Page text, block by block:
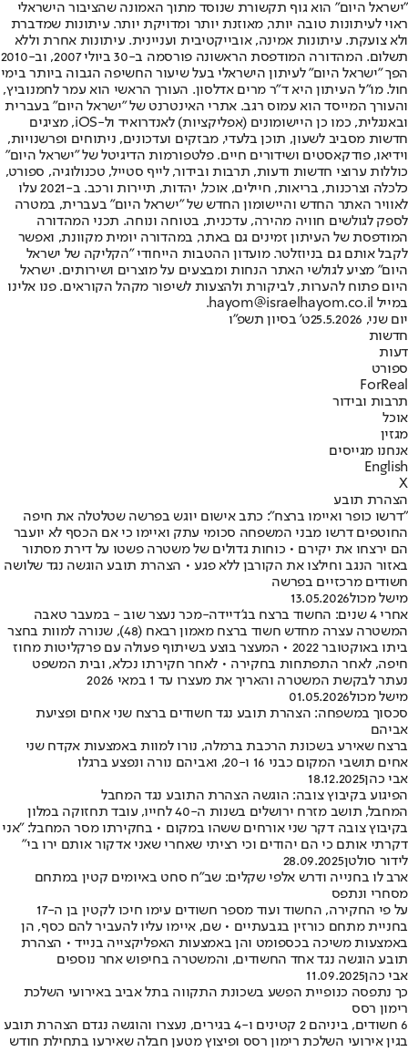
"ישראל היום" הוא גוף תקשורת שנוסד מתוך האמונה שהציבור הישראלי
ראוי לעיתונות טובה יותר, מאוזנת יותר ומדויקת יותר. עיתונות שמדברת
ולא צועקת. עיתונות אמינה, אובייקטיבית ועניינית. עיתונות אחרת וללא
תשלום. המהדורה המודפסת הראשונה פורסמה ב-30 ביולי 2007, וב-2010
הפך "ישראל היום" לעיתון הישראלי בעל שיעור החשיפה הגבוה ביותר בימי
חול. מו"ל העיתון היא ד"ר מרים אדלסון. העורך הראשי הוא עמר לחמנוביץ,
והעורך המייסד הוא עמוס רגב. אתרי האינטרנט של "ישראל היום" בעברית
ובאנגלית, כמו כן היישומונים (אפליקציות) לאנדרואיד ול-iOS, מציגים
חדשות מסביב לשעון, תוכן בלעדי, מבזקים ועדכונים, ניתוחים ופרשנויות,
וידיאו, פודקאסטים ושידורים חיים. פלטפורמות הדיגיטל של "ישראל היום"
כוללות ערוצי חדשות ודעות, תרבות ובידור, לייף סטייל, טכנולוגיה, ספורט,
כלכלה וצרכנות, בריאות, חיילים, אוכל, יהדות, תיירות ורכב. ב-2021 עלו
לאוויר האתר החדש והיישומון החדש של "ישראל היום" בעברית, במטרה
לספק לגולשים חוויה מהירה, עדכנית, בטוחה ונוחה. תכני המהדורה
המודפסת של העיתון זמינים גם באתר, במהדורה יומית מקוונת, ואפשר
לקבל אותם גם בניוזלטר. מועדון ההטבות הייחודי "הקליקה של ישראל
היום" מציע לגולשי האתר הנחות ומבצעים על מוצרים ושירותים. ישראל
היום פתוח להערות, לביקורת ולהצעות לשיפור מקהל הקוראים. פנו אלינו
במייל hayom@israelhayom.co.il.
יום שני, 25.5.2026
ט' בסיון תשפ"ו
חדשות
דעות
ספורט
ForReal
תרבות ובידור
אוכל
מגזין
אנחנו מגייסים
English
X
הצהרת תובע
"דרשו כופר ואיימו ברצח": כתב אישום יוגש בפרשה שטלטלה את חיפה
החוטפים דרשו מבני המשפחה סכומי עתק ואיימו כי אם הכסף לא יועבר
הם ירצחו את יקירם • כוחות גדולים של משטרה פשטו על דירת מסתור
באזור הנגב וחילצו את הקורבן ללא פגע • הצהרת תובע הוגשה נגד שלושה
חשודים מרכזיים בפרשה
מישל מכול13.05.2026
אחרי 4 שנים: החשוד ברצח בג'דיידה-מכר נעצר שוב - במעבר טאבה
המשטרה עצרה מחדש חשוד ברצח מאמון רבאח (48), שנורה למוות בחצר
ביתו באוקטובר 2022 • המעצר בוצע בשיתוף פעולה עם פרקליטות מחוז
חיפה, לאחר התפתחות בחקירה • לאחר חקירתו נכלא, ובית המשפט
נעתר לבקשת המשטרה והאריך את מעצרו עד 1 במאי 2026
מישל מכול01.05.2026
סכסוך במשפחה: הצהרת תובע נגד חשודים ברצח שני אחים ופציעת
אביהם
ברצח שאירע בשכונת הרכבת ברמלה, נורו למוות באמצעות אקדח שני
אחים תושבי המקום כבני 16 ו-20, ואביהם נורה ונפצע ברגלו
אבי כהן18.12.2025
הפיגוע בקיבוץ צובה: הוגשה הצהרת התובע נגד המחבל
המחבל, תושב מזרח ירושלים בשנות ה-40 לחייו, עובד תחזוקה במלון
בקיבוץ צובה דקר שני אורחים ששהו במקום • בחקירתו מסר המחבל: "אני
דקרתי אותם כי הם יהודים וכי רציתי שאחרי שאני אדקור אותם ירו בי"
לידור סולטן28.09.2025
ארב לו בחנייה ודרש אלפי שקלים: שב"ח סחט באיומים קטין במתחם
מסחרי ונתפס
על פי החקירה, החשוד ועוד מספר חשודים עימו חיכו לקטין בן ה-17
בחניית מתחם כורזין בגבעתיים • שם, איימו עליו להעביר להם כסף, הן
באמצעות משיכה בכספומט והן באמצעות האפליקצייה בנייד • הצהרת
תובע הוגשה נגד אחד החשודים, והמשטרה בחיפוש אחר נוספים
אבי כהן11.09.2025
כך נתפסה כנופיית הפשע בשכונת התקווה בתל אביב באירועי השלכת
רימון רסס
6 חשודים, ביניהם 2 קטינים ו-4 בגירים, נעצרו והוגשה נגדם הצהרת תובע
בגין אירועי השלכת רימון רסס ופיצוץ מטען חבלה שאירעו בתחילת חודש